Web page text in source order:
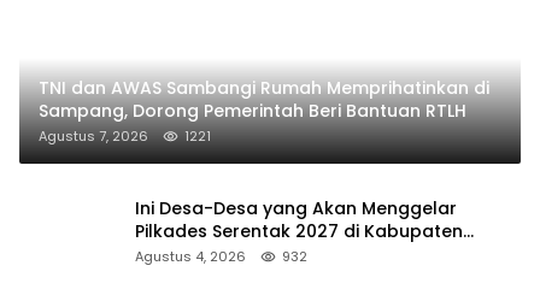
TNI dan AWAS Sambangi Rumah Memprihatinkan di
Sampang, Dorong Pemerintah Beri Bantuan RTLH
Agustus 7, 2026 1221
Ini Desa-Desa yang Akan Menggelar
Pilkades Serentak 2027 di Kabupaten
Sumenep
Agustus 4, 2026 932